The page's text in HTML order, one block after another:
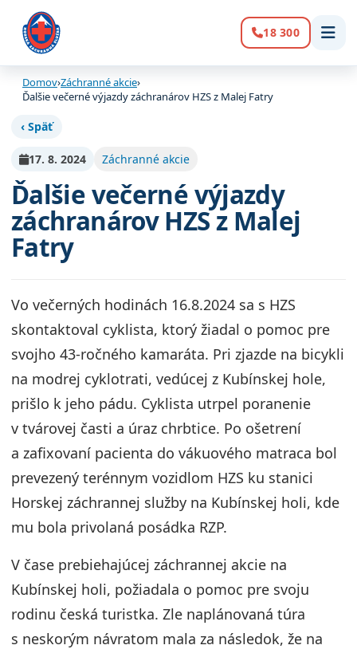
Volanie:
18 300
Domov›Záchranné akcie›
Ďalšie večerné výjazdy záchranárov HZS z Malej Fatry
‹ Späť
17. 8. 2024 Záchranné akcie
Ďalšie večerné výjazdy
záchranárov HZS z Malej
Fatry
Vo večerných hodinách 16.8.2024 sa s HZS
skontaktoval cyklista, ktorý žiadal o pomoc pre
svojho 43-ročného kamaráta. Pri zjazde na bicykli
na modrej cyklotrati, vedúcej z Kubínskej hole,
prišlo k jeho pádu. Cyklista utrpel poranenie
v tvárovej časti a úraz chrbtice. Po ošetrení
a zafixovaní pacienta do vákuového matraca bol
prevezený terénnym vozidlom HZS ku stanici
Horskej záchrannej služby na Kubínskej holi, kde
mu bola privolaná posádka RZP.
V čase prebiehajúcej záchrannej akcie na
Kubínskej holi, požiadala o pomoc pre svoju
rodinu česká turistka. Zle naplánovaná túra
s neskorým návratom mala za následok, že na